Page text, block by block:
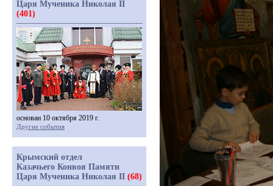
Царя Мученика Николая II
(401)
основан 10 октября 2019 г.
Другие события
Крымский отдел
Казачьего Конвоя Памяти
Царя Мученика Николая II (68)